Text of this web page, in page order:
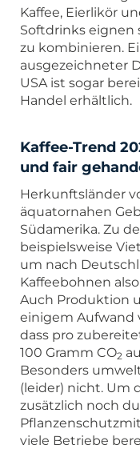
Kaffee, Eierlikör
Softdrinks eignen
zu kombinieren.
ausgezeichneter
USA ist sogar
Handel erhältlich.
Kaffee-Trend
und fair
Herkunftsländer
äquatornahen
Südamerika. Zu
beispielsweise
um nach
Kaffeebohnen
Auch Produktion
einigem Aufwand
dass pro
100 Gramm CO2
Besonders
(leider) nicht. Um
zusätzlich noch
viele Betriebe